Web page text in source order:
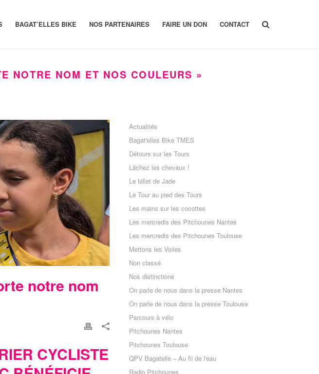
BAGAT’ELLES BIKE NOS PARTENAIRES FAIRE UN DON CONTACT
NOTRE NOM ET NOS COULEURS »
notre nom
CYCLISTE
Actualités
Bagat'elles Bike TMES
Détours sur les Tours
Lâchez les chevaux !
Le billet de Jade
Le Tour au pied des Tours
Les mains sur les cocottes
Les mercredis des Pitchounes Nantes
Les mercredis des Pitchounes Toulouse
Mettons les Voiles
Non classé
Nos distinctions
On parle de nous dans la presse Nantes
On parle de nous dans la presse Toulouse
Parcours à vélo
Pitchounes Nantes
Pitchounes Toulouse
QPV Bagatelle – Au fil de l'eau
Radio Pitchounes